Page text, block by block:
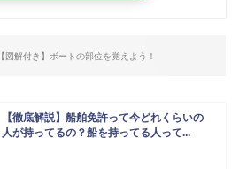
【図解付き】ボートの部位を覚えよう！
【徹底解説】船舶免許って今どれくらいの
人が持ってるの？船を持ってる人って...